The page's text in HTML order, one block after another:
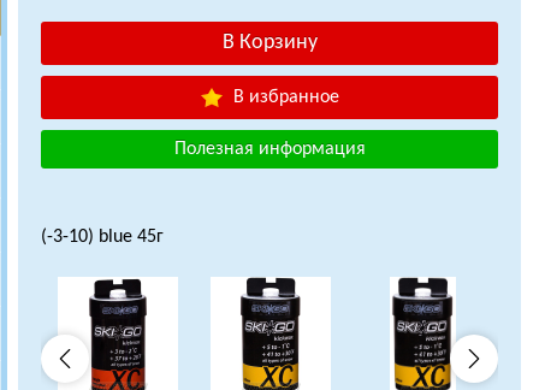
В избранное
Полезная информация
(-3-10) blue 45г